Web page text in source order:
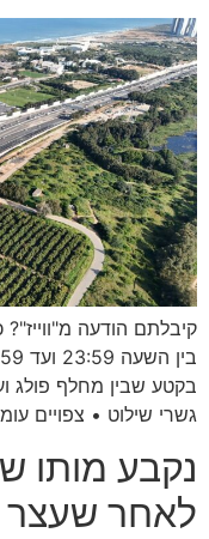
בקטע שבין מחלף פולג
גשרי שילוט • צפויים
נקבע מותו
לאחר שעצר